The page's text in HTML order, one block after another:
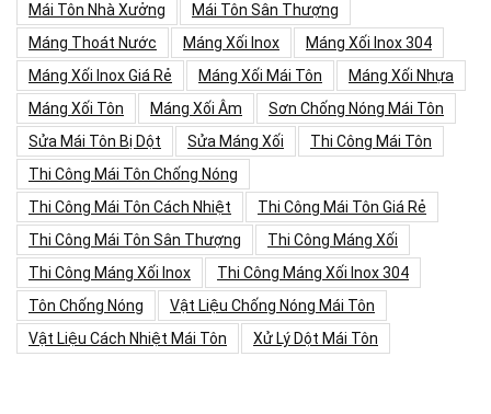
Mái Tôn Nhà Xưởng
Mái Tôn Sân Thượng
Máng Thoát Nước
Máng Xối Inox
Máng Xối Inox 304
Máng Xối Inox Giá Rẻ
Máng Xối Mái Tôn
Máng Xối Nhựa
Máng Xối Tôn
Máng Xối Âm
Sơn Chống Nóng Mái Tôn
Sửa Mái Tôn Bị Dột
Sửa Máng Xối
Thi Công Mái Tôn
Thi Công Mái Tôn Chống Nóng
Thi Công Mái Tôn Cách Nhiệt
Thi Công Mái Tôn Giá Rẻ
Thi Công Mái Tôn Sân Thượng
Thi Công Máng Xối
Thi Công Máng Xối Inox
Thi Công Máng Xối Inox 304
Tôn Chống Nóng
Vật Liệu Chống Nóng Mái Tôn
Vật Liệu Cách Nhiệt Mái Tôn
Xử Lý Dột Mái Tôn